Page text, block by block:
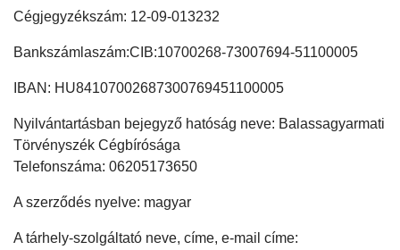
Cégjegyzékszám: 12-09-013232
Bankszámlaszám:CIB:10700268-73007694-51100005
IBAN: HU84107002687300769451100005
Nyilvántartásban bejegyző hatóság neve: Balassagyarmati
Törvényszék Cégbírósága
Telefonszáma: 06205173650
A szerződés nyelve: magyar
A tárhely-szolgáltató neve, címe, e-mail címe: